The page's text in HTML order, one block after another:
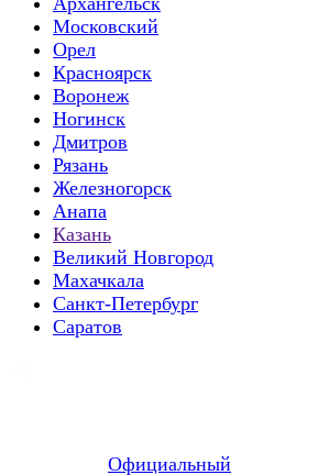
Московский
Орел
Красноярск
Воронеж
Ногинск
Дмитров
Рязань
Железногорск
Анапа
Казань
Великий Новгород
Махачкала
Санкт-Петербург
Саратов
Официальный